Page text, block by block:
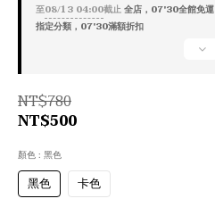
至08/13 04:00截止全店，07'30全館免運
指定分類，07'30滿額折扣
NT$780
NT$500
顏色: 黑色
黑色 卡色